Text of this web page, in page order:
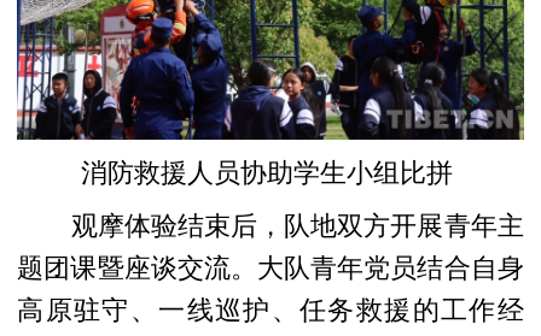
消防救援人员协助学生小组比拼
观摩体验结束后，队地双方开展青年主
题团课暨座谈交流。大队青年党员结合自身
高原驻守、一线巡护、任务救援的工作经